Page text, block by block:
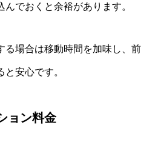
でおくと余裕があります。
る場合は移動時間を加味し、前
安心です。
ョン料金